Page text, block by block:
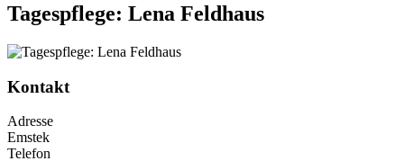
Tagespflege: Lena Feldhaus
Kontakt
Adresse
Emstek
Telefon